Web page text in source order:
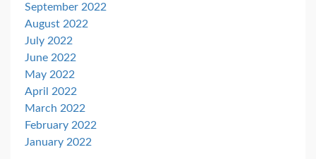
September 2022
August 2022
July 2022
June 2022
May 2022
April 2022
March 2022
February 2022
January 2022